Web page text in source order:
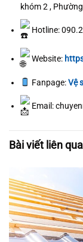
khóm 2 ,
Hotline:
Website:
Fanpage:Vệ
Email:
Bài viết liên